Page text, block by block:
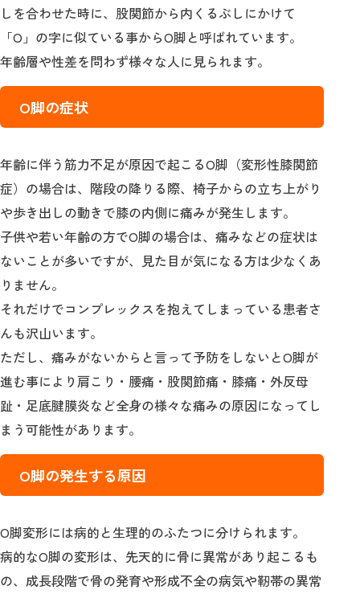
しを合わせた時に、股関節から内くるぶしにかけて
「О」の字に似ている事からО脚と呼ばれています。
年齢層や性差を問わず様々な人に見られます。
О脚の症状
年齢に伴う筋力不足が原因で起こるО脚（変形性膝関節
症）の場合は、階段の降りる際、椅子からの立ち上がり
や歩き出しの動きで膝の内側に痛みが発生します。
子供や若い年齢の方でО脚の場合は、痛みなどの症状は
ないことが多いですが、見た目が気になる方は少なくあ
りません。
それだけでコンプレックスを抱えてしまっている患者さ
んも沢山います。
ただし、痛みがないからと言って予防をしないとО脚が
進む事により肩こり・腰痛・股関節痛・膝痛・外反母
趾・足底腱膜炎など全身の様々な痛みの原因になってし
まう可能性があります。
О脚の発生する原因
О脚変形には病的と生理的のふたつに分けられます。
病的なО脚の変形は、先天的に骨に異常があり起こるも
の、成長段階で骨の発育や形成不全の病気や靭帯の異常